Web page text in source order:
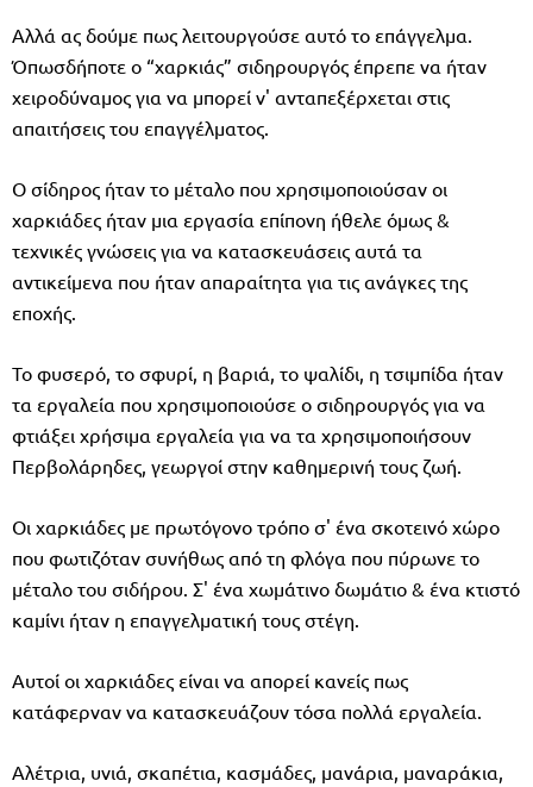
Αλλά ας δούμε πως λειτουργούσε αυτό το επάγγελμα.
Όπωσδήποτε ο “χαρκιάς” σιδηρουργός έπρεπε να ήταν
χειροδύναμος για να μπορεί ν' ανταπεξέρχεται στις
απαιτήσεις του επαγγέλματος.
Ο σίδηρος ήταν το μέταλο που χρησιμοποιούσαν οι
χαρκιάδες ήταν μια εργασία επίπονη ήθελε όμως &
τεχνικές γνώσεις για να κατασκευάσεις αυτά τα
αντικείμενα που ήταν απαραίτητα για τις ανάγκες της
εποχής.
Το φυσερό, το σφυρί, η βαριά, το ψαλίδι, η τσιμπίδα ήταν
τα εργαλεία που χρησιμοποιούσε ο σιδηρουργός για να
φτιάξει χρήσιμα εργαλεία για να τα χρησιμοποιήσουν
Περβολάρηδες, γεωργοί στην καθημερινή τους ζωή.
Οι χαρκιάδες με πρωτόγονο τρόπο σ' ένα σκοτεινό χώρο
που φωτιζόταν συνήθως από τη φλόγα που πύρωνε το
μέταλο του σιδήρου. Σ' ένα χωμάτινο δωμάτιο & ένα κτιστό
καμίνι ήταν η επαγγελματική τους στέγη.
Αυτοί οι χαρκιάδες είναι να απορεί κανείς πως
κατάφερναν να κατασκευάζουν τόσα πολλά εργαλεία.
Αλέτρια, υνιά, σκαπέτια, κασμάδες, μανάρια, μαναράκια,